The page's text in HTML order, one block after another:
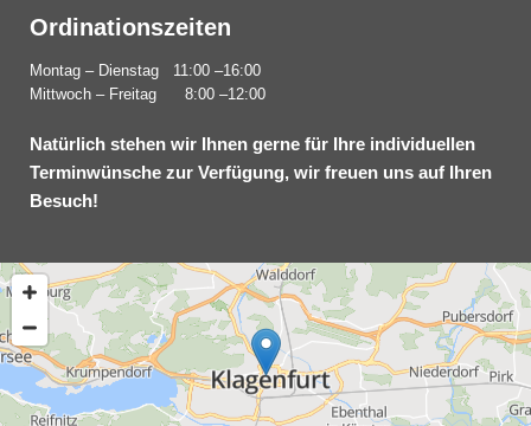
Ordinationszeiten
Montag – Dienstag 11:00 –16:00
Mittwoch – Freitag 8:00 –12:00
Natürlich stehen wir Ihnen gerne für Ihre individuellen
Terminwünsche zur Verfügung, wir freuen uns auf Ihren
Besuch!